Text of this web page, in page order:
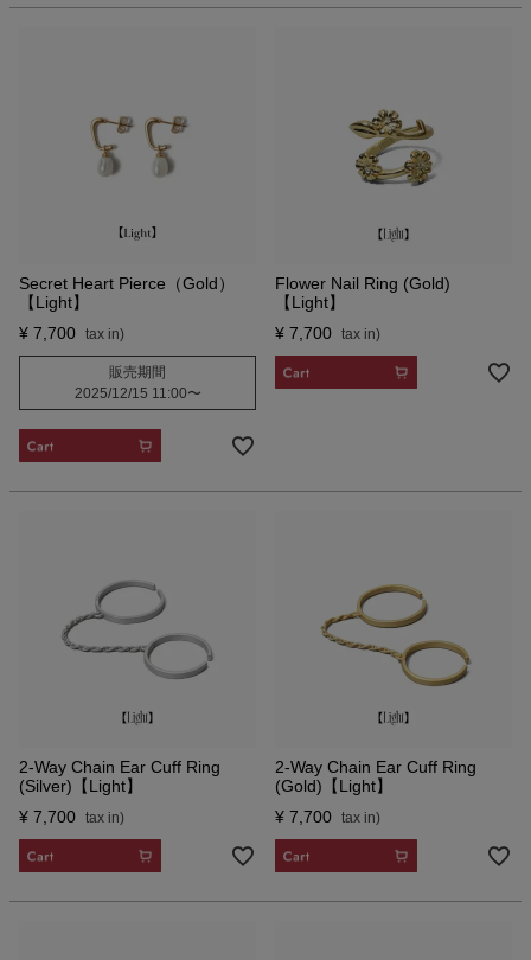
Secret Heart Pierce（Gold）
【Light】
¥ 7,700
販売期間
2025/12/15 11:00〜
Flower Nail Ring (Gold)
【Light】
¥ 7,700
2-Way Chain Ear Cuff Ring
(Silver)【Light】
¥ 7,700
2-Way Chain Ear Cuff Ring
(Gold)【Light】
¥ 7,700